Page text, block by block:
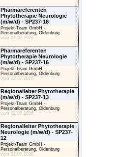
Pharmareferenten
Phytotherapie Neurologie
(m/w/d) - SP237-16
Projekt-Team GmbH -
Personalberatung, Oldenburg
vom 02.07.2026
Pharmareferenten
Phytotherapie Neurologie
(m/w/d) - SP237-16
Projekt-Team GmbH -
Personalberatung, Oldenburg
vom 02.07.2026
Regionalleiter Phytotherapie
(m/w/d) - SP237-13
Projekt-Team GmbH -
Personalberatung, Oldenburg
vom 02.07.2026
Regionalleiter Phytotherapie
Neurologie (m/w/d) - SP237-
12
Projekt-Team GmbH -
Personalberatung, Oldenburg
vom 02.07.2026